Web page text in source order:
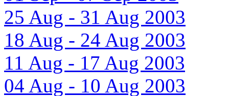
25 Aug - 31 Aug 2003
18 Aug - 24 Aug 2003
11 Aug - 17 Aug 2003
04 Aug - 10 Aug 2003